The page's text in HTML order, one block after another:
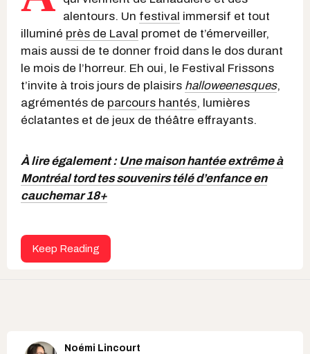
alentours. Un festival immersif et tout
illuminé près de Laval promet de t’émerveiller,
mais aussi de te donner froid dans le dos durant
le mois de l’horreur. Eh oui, le Festival Frissons
t’invite à trois jours de plaisirs halloweenesques,
agrémentés de parcours hantés, lumières
éclatantes et de jeux de théâtre effrayants.
À lire également : Une maison hantée extrême à
Montréal tord tes souvenirs télé d’enfance en
cauchemar 18+
Keep Reading
Noémi Lincourt